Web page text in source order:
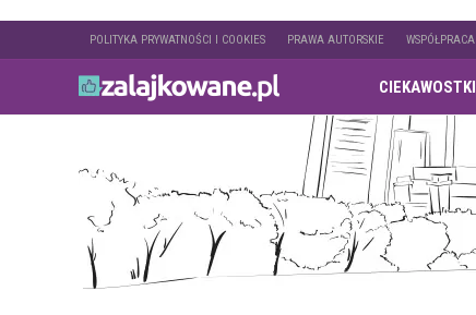
POLITYKA PRYWATNOŚCI I COOKIES PRAWA AUTORSKIE WSPÓŁPRACA
CIEKAWOSTKI